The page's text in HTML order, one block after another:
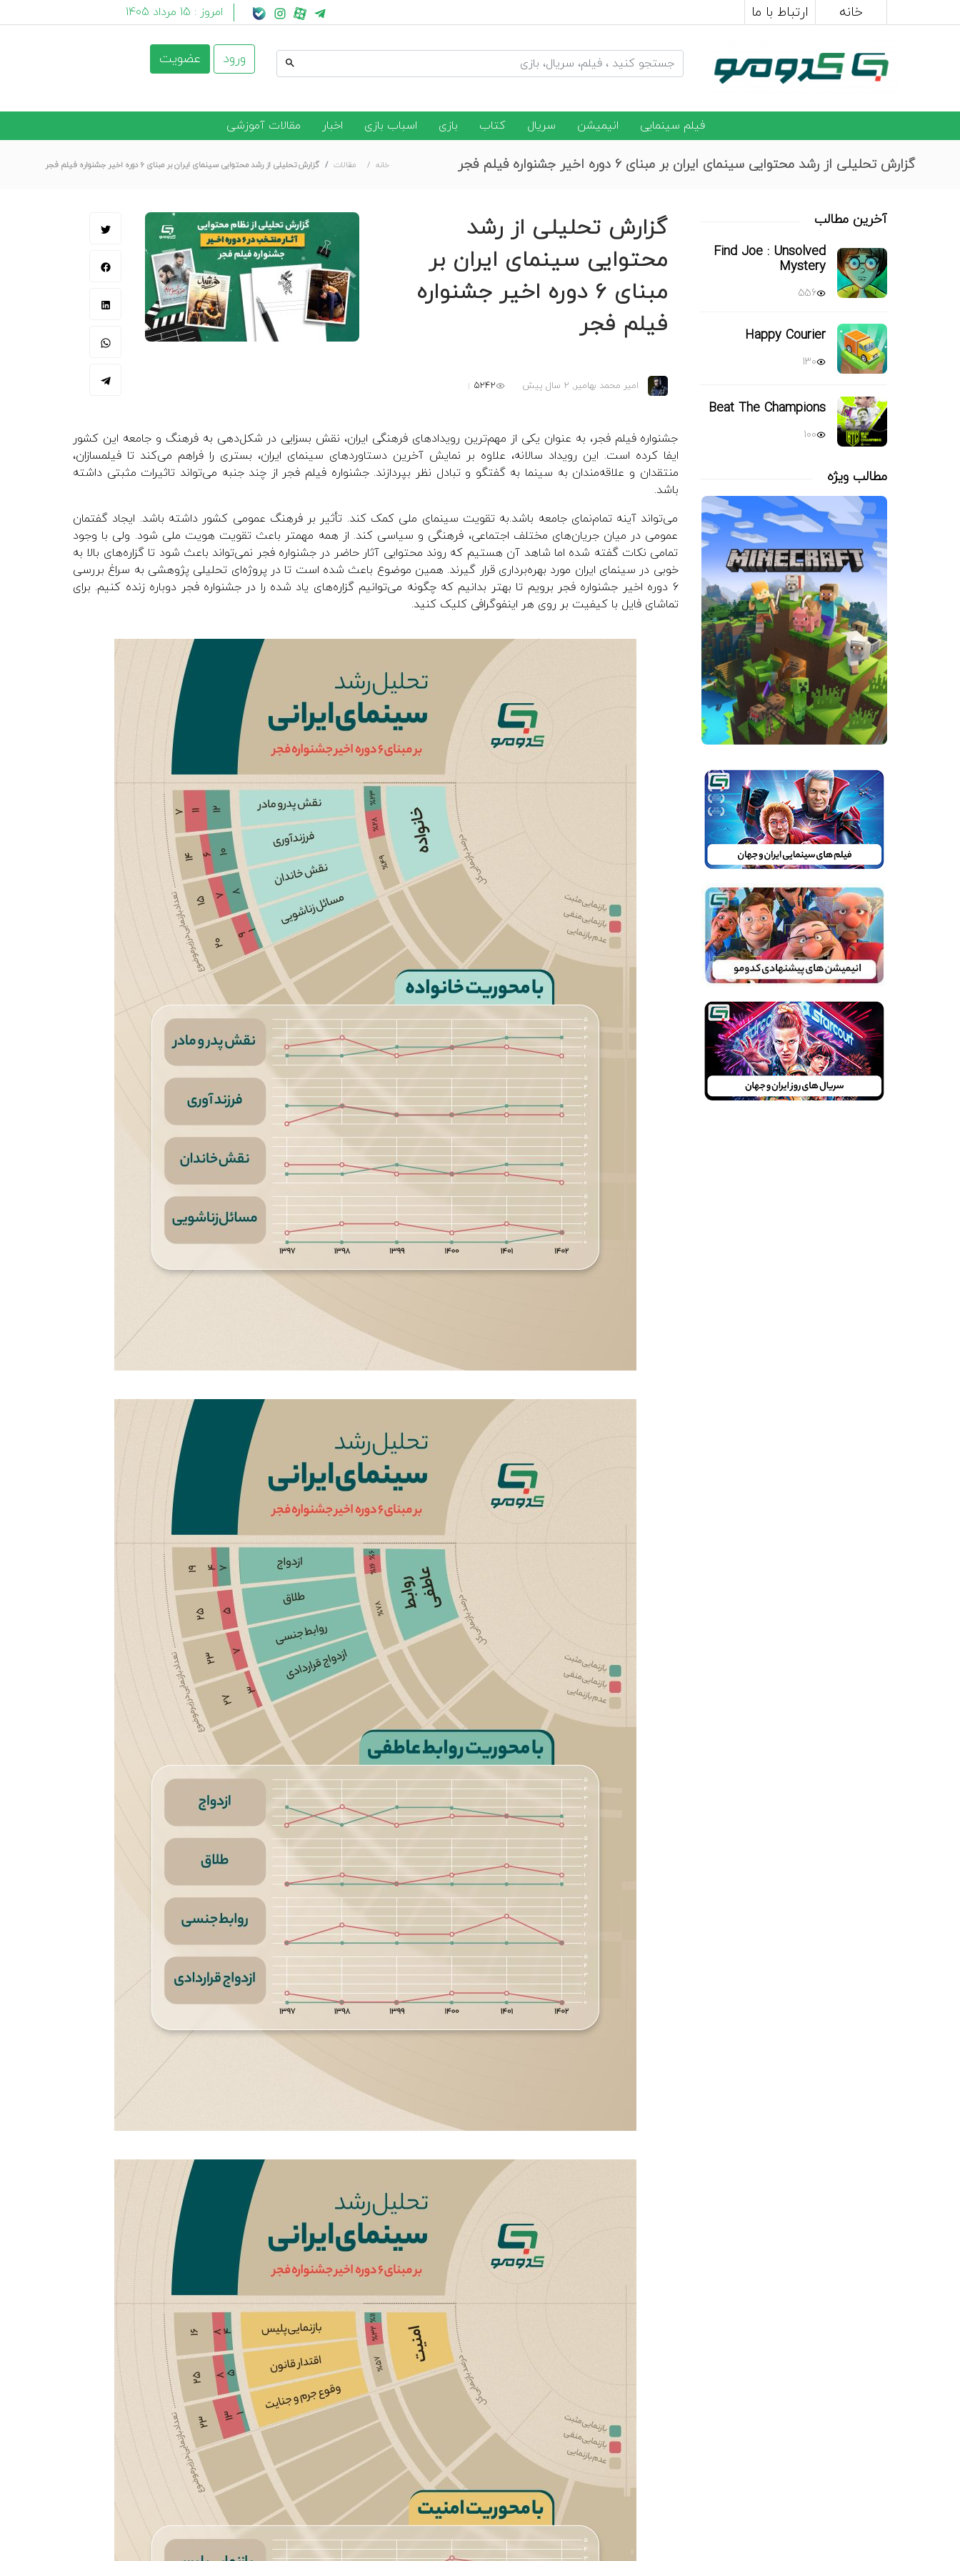
خانه ارتباط با ما امروز : 15 مرداد 1405
ورود عضویت
فیلم سینمایی انیمیشن سریال کتاب بازی اسباب بازی اخبار مقالات آموزشی
گزارش تحلیلی از رشد محتوایی سینمای ایران بر مبنای ۶ دوره اخیر جشنواره فیلم فجر خانه مقالات گزارش تحلیلی از رشد محتوایی سینمای ایران بر مبنای ۶ دوره اخیر جشنواره فیلم فجر
آخرین مطالب
Find Joe : Unsolved
Mystery
556
Happy Courier
130
Beat The Champions
100
مطالب ویژه
گزارش تحلیلی از رشد
محتوایی سینمای ایران بر
مبنای ۶ دوره اخیر جشنواره
فیلم فجر
امیر محمد بهامیر, 2 سال پیش 5242
جشنواره فیلم فجر، به عنوان یکی از مهم‌ترین رویدادهای فرهنگی ایران، نقش بسزایی در شکل‌دهی به فرهنگ و جامعه این کشور
ایفا کرده است. این رویداد سالانه، علاوه بر نمایش آخرین دستاوردهای سینمای ایران، بستری را فراهم می‌کند تا فیلمسازان،
منتقدان و علاقه‌مندان به سینما به گفتگو و تبادل نظر بپردازند. جشنواره فیلم فجر از چند جنبه می‌تواند تاثیرات مثبتی داشته
باشد.
می‌تواند آینه تمام‌نمای جامعه باشد.به تقویت سینمای ملی کمک کند. تأثیر بر فرهنگ عمومی کشور داشته باشد. ایجاد گفتمان
عمومی در میان جریان‌های مختلف اجتماعی، فرهنگی و سیاسی کند. از همه مهمتر باعث تقویت هویت ملی شود. ولی با وجود
تمامی نکات گفته شده اما شاهد آن هستیم که روند محتوایی آثار حاضر در جشنواره فجر نمی‌تواند باعث شود تا گزاره‌های بالا به
خوبی در سینمای ایران مورد بهره‌برداری قرار گیرند. همین موضوع باعث شده است تا در پروژه‌ای تحلیلی پژوهشی به سراغ بررسی
6 دوره اخیر جشنواره فجر برویم تا بهتر بدانیم که چگونه می‌توانیم گزاره‌های یاد شده را در جشنواره فجر دوباره زنده کنیم. برای
تماشای فایل با کیفیت بر روی هر اینفوگرافی کلیک کنید.